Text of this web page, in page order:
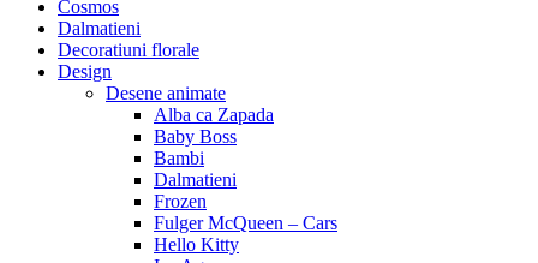
Cosmos
Dalmatieni
Decoratiuni florale
Design
Desene animate
Alba ca Zapada
Baby Boss
Bambi
Dalmatieni
Frozen
Fulger McQueen – Cars
Hello Kitty